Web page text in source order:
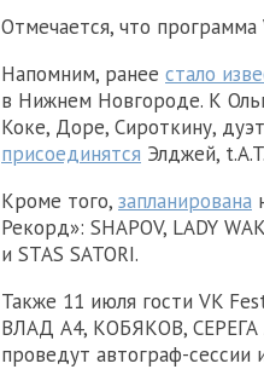
Отмечается, что
Напомним, ранее стало
в Нижнем Новгороде. К
Коке, Доре, Сироткину,
присоединятся Элджей,
Кроме того, запланирована
Рекорд»: SHAPOV, LADY
и STAS SATORI.
Также 11 июля гости VK
ВЛАД А4, КОБЯКОВ, СЕРЕГА
проведут автограф-